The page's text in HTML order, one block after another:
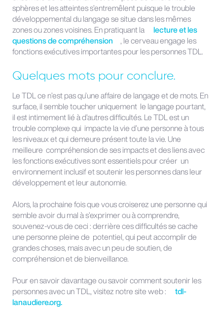
sphères et les atteintes s’entremêlent puisque le trouble
développemental du langage se situe dans les mêmes
zones ou zones voisines. En pratiquant la
lecture et les
questions de compréhension
, le cerveau engage les
fonctions exécutives importantes pour les personnes TDL.
Quelques mots pour conclure.
Le TDL ce n’est pas qu’une affaire de langage et de mots. En
surface, il semble toucher uniquement le langage pourtant,
il est intimement lié à d’autres difficultés. Le TDL est un
trouble complexe qui impacte la vie d’une personne à tous
les niveaux et qui demeure présent toute la vie. Une
meilleure compréhension de ses impacts et des liens avec
les fonctions exécutives sont essentiels pour créer un
environnement inclusif et soutenir les personnes dans leur
développement et leur autonomie.
Alors, la prochaine fois que vous croiserez une personne qui
semble avoir du mal à s’exprimer ou à comprendre,
souvenez-vous de ceci : derrière ces difficultés se cache
une personne pleine de potentiel, qui peut accomplir de
grandes choses, mais avec un peu de soutien, de
compréhension et de bienveillance.
Pour en savoir davantage ou savoir comment soutenir les
personnes avec un TDL, visitez notre site web :
tdl-
lanaudiere.org.